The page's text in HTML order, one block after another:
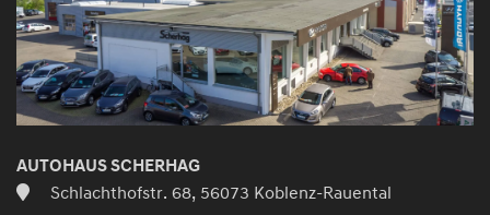
aktivieren
AUTOHAUS SCHERHAG
Schlachthofstr. 68, 56073 Koblenz-Rauental